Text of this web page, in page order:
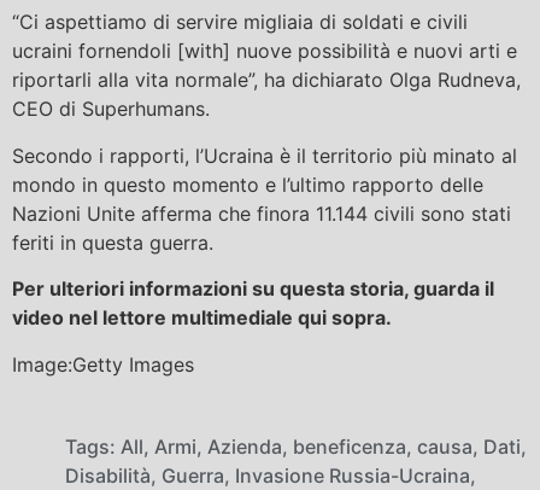
“Ci aspettiamo di servire migliaia di soldati e civili
ucraini fornendoli [with] nuove possibilità e nuovi arti e
riportarli alla vita normale”, ha dichiarato Olga Rudneva,
CEO di Superhumans.
Secondo i rapporti, l’Ucraina è il territorio più minato al
mondo in questo momento e l’ultimo rapporto delle
Nazioni Unite afferma che finora 11.144 civili sono stati
feriti in questa guerra.
Per ulteriori informazioni su questa storia, guarda il
video nel lettore multimediale qui sopra.
Image:Getty Images
Tags: All, Armi, Azienda, beneficenza, causa, Dati,
Disabilità, Guerra, Invasione Russia-Ucraina,